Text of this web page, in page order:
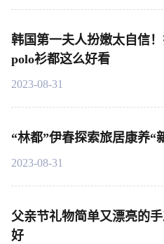
韩国第一夫人扮嫩太自信
polo衫都这么好看
2023-08-31
“林都”伊春探索旅居康养“
2023-08-31
父亲节礼物简单又漂亮的
好